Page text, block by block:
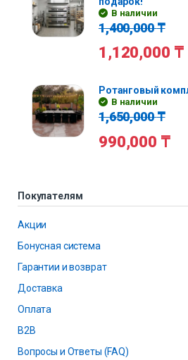
В наличии
1,400,000₸
1,120,000 ₸
Ротанговый
В наличии
1,650,000₸
990,000 ₸
Покупателям
Акции
Бонусная система
Гарантии и возврат
Доставка
Оплата
B2B
Вопросы и Ответы (FAQ)